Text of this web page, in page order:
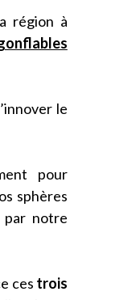
région à
le
pour
sphères
par notre
ces trois